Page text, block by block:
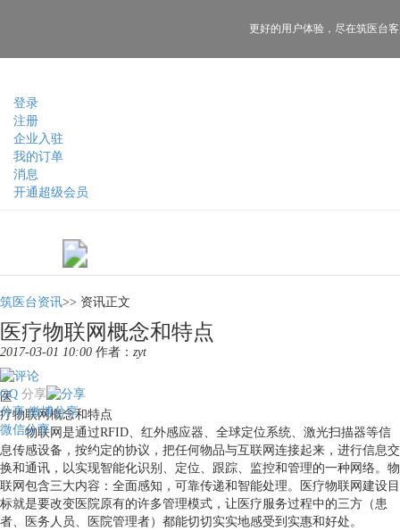
登录
注册
企业入驻
我的订单
消息
开通超级会员
更好的用户体验， 尽在筑医台
筑医台资讯>> 资讯正文
医疗物联网概念和特点
2017-03-01 10:00 作者： zyt
分享
QQ
分享 微博分享
微信分享
医
疗物联网概念和特点
物联网是通过RFID、红外感应器、全球定位系统、激光扫描器等信
息传感设备，按约定的协议，把任何物品与互联网连接起来，进行信息交
换和通讯，以实现智能化识别、定位、跟踪、监控和管理的一种网络。物
联网包含三大内容：全面感知，可靠传递和智能处理。医疗物联网建设目
标就是要改变医院原有的许多管理模式，让医疗服务过程中的三方（患
者、医务人员、医院管理者）都能切切实实地感受到实惠和好处。